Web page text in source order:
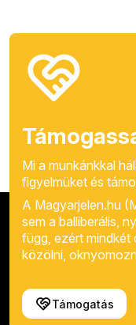
Mi a munkánkkal
figyelmüket és
A Magyarjelen.hu
sem a balliberális,
függ, ezért mindkét
közölni,
Támogatás